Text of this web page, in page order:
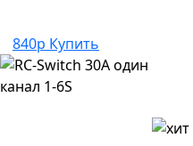
840р Купить